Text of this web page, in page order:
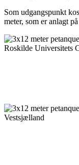
Som udgangspunkt
meter, som er anlagt